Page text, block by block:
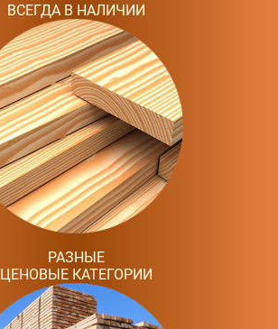
ВСЕГДА В НАЛИЧИИ
РАЗНЫЕ
ЦЕНОВЫЕ КАТЕГОРИИ